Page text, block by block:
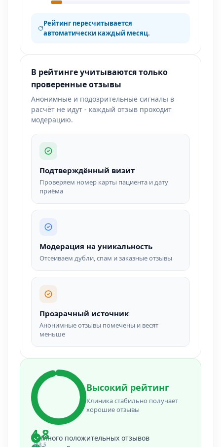
Рейтинг пересчитывается
автоматически каждый месяц.
В рейтинге учитываются только
проверенные отзывы
Анонимные и подозрительные сигналы в
расчёт не идут - каждый отзыв проходит
модерацию.
Подтверждённый визит
Проверяем номер карты пациента и дату
приёма
Модерация на уникальность
Отсеиваем дубли, спам и заказные отзывы
Прозрачный источник
Анонимные отзывы помечены и весят
меньше
4.8
ИЗ 5
Высокий рейтинг
Клиника стабильно получает
хорошие отзывы
Много положительных отзывов